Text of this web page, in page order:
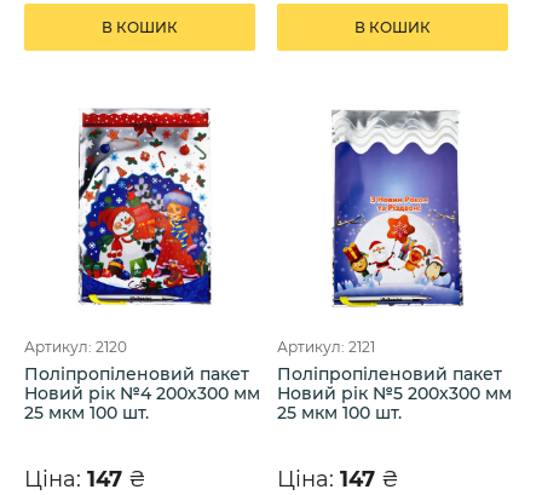
В КОШИК В КОШИК
Артикул: 2120
Поліпропіленовий пакет
Новий рік №4 200х300 мм
25 мкм 100 шт.
Ціна: 147 ₴
Артикул: 2121
Поліпропіленовий пакет
Новий рік №5 200х300 мм
25 мкм 100 шт.
Ціна: 147 ₴